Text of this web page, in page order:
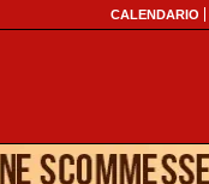
CALENDARIO